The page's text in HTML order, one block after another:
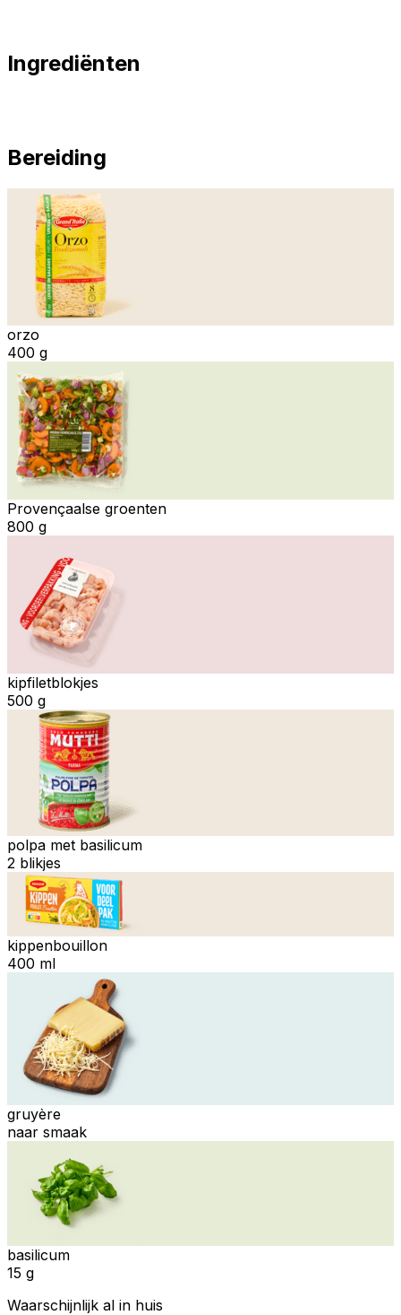
Ingrediënten
Bereiding
orzo
400 g
Provençaalse groenten
800 g
kipfiletblokjes
500 g
polpa met basilicum
2 blikjes
kippenbouillon
400 ml
gruyère
naar smaak
basilicum
15 g
Waarschijnlijk al in huis